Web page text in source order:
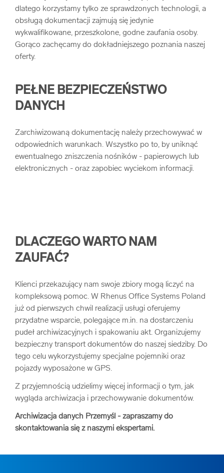
dlatego korzystamy tylko ze sprawdzonych technologii, a
obsługą dokumentacji zajmują się jedynie
wykwalifikowane, przeszkolone, godne zaufania osoby.
Gorąco zachęcamy do dokładniejszego poznania naszej
oferty.
PEŁNE BEZPIECZEŃSTWO
DANYCH
Zarchiwizowaną dokumentację należy przechowywać w
odpowiednich warunkach. Wszystko po to, by uniknąć
ewentualnego zniszczenia nośników - papierowych lub
elektronicznych - oraz zapobiec wyciekom informacji.
DLACZEGO WARTO NAM
ZAUFAĆ?
Klienci przekazujący nam swoje zbiory mogą liczyć na
kompleksową pomoc. W Rhenus Office Systems Poland
już od pierwszych chwil realizacji usługi oferujemy
przydatne wsparcie, polegające m.in. na dostarczeniu
pudeł archiwizacyjnych i spakowaniu akt. Organizujemy
bezpieczny transport dokumentów do naszej siedziby. Do
tego celu wykorzystujemy specjalne pojemniki oraz
pojazdy wyposażone w GPS.
Z przyjemnością udzielimy więcej informacji o tym, jak
wygląda archiwizacja i przechowywanie dokumentów.
Archiwizacja danych Przemyśl - zapraszamy do
skontaktowania się z naszymi ekspertami.